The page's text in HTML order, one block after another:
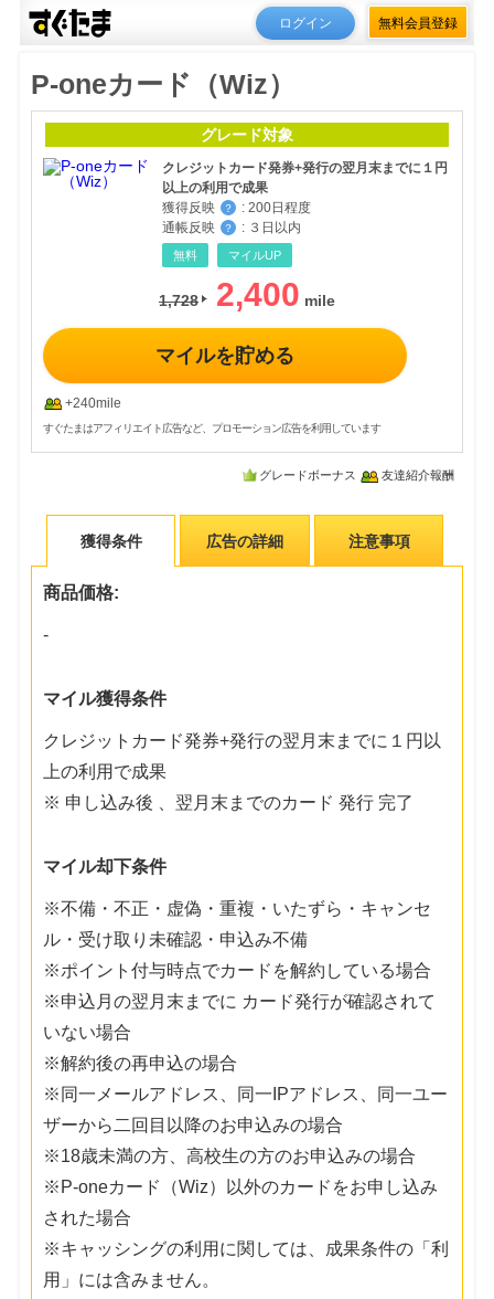
ログイン 無料会員登録
P-oneカード（Wiz）
グレード対象
クレジットカード発券+発行の翌月末までに１円
以上の利用で成果
獲得反映
？ : 200日程度
通帳反映
？ : ３日以内
無料 マイルUP
1,728 2,400
マイルを貯める
+240mile
すぐたまはアフィリエイト広告など、プロモーション広告を利用しています
グレードボーナス 友達紹介報酬
獲得条件 広告の詳細 注意事項
商品価格:
-
マイル獲得条件
クレジットカード発券+発行の翌月末までに１円以
上の利用で成果
※ 申し込み後 、翌月末までのカード 発行 完了
マイル却下条件
※不備・不正・虚偽・重複・いたずら・キャンセ
ル・受け取り未確認・申込み不備
※ポイント付与時点でカードを解約している場合
※申込月の翌月末までに カード発行が確認されて
いない場合
※解約後の再申込の場合
※同一メールアドレス、同一IPアドレス、同一ユー
ザーから二回目以降のお申込みの場合
※18歳未満の方、高校生の方のお申込みの場合
※P-oneカード（Wiz）以外のカードをお申し込み
された場合
※キャッシングの利用に関しては、成果条件の「利
用」には含みません。